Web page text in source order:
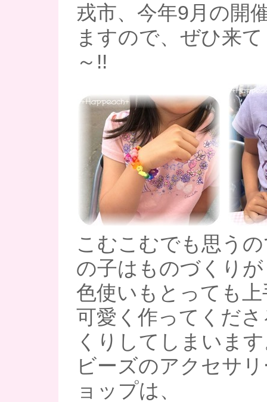
戎市、今年9月の開
ますので、ぜひ来
～!!
こむこむでも思う
の子はものづくり
色使いもとっても
可愛く作ってくだ
くりしてしまいま
ビーズのアクセサ
ョップは、